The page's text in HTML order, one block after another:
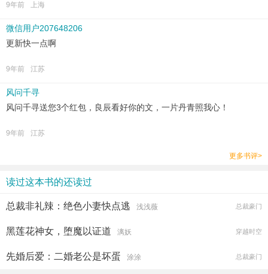
9年前 上海
微信用户207648206
更新快一点啊
9年前 江苏
风问千寻
风问千寻送您3个红包，良辰看好你的文，一片丹青照我心！
9年前 江苏
更多书评>
读过这本书的还读过
总裁非礼辣：绝色小妻快点逃 浅浅薇 总裁豪门
黑莲花神女，堕魔以证道 漓妖 穿越时空
先婚后爱：二婚老公是坏蛋 涂涂 总裁豪门